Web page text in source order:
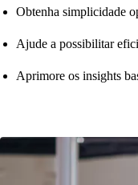
Obtenha simplicidade
Ajude a possibilitar
Aprimore os insights